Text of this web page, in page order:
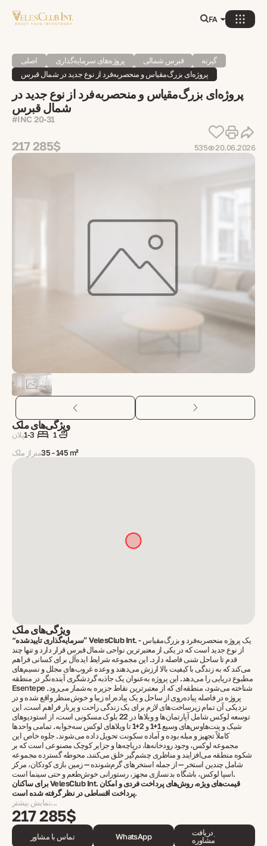
FA
اصلی پروژه‌های سرمایه‌گذاری قبرس شمالی
گیرنه
پروژه‌ای بزرگ‌مقیاس و منحصربه‌فرد از نوع جدید در شمال قبرس
پروژه‌ای بزرگ‌مقیاس و منحصربه‌فرد از نوع جدید در
شمال قبرس
#INC 20-31
217 285$ 535 20.06.2026
ویژگی‌های ملک
پلان1-3
1
متراژ ملک35 - 145 m²
ویژگی‌های ملک
“سرمایه‌گذاری تاییدشده” VelesClub Int. - یک پروژه منحصربه‌فرد و بزرگ‌مقیاس
از نوع جدید است که در یکی از معتبرترین نواحی شمال قبرس قرار دارد و تنها چند
قدم تا ساحل شنی فاصله دارد. این مجموعه شرایط ایده‌آل برای کسانی فراهم
می‌کند که به زندگی با کیفیت بالا ارزش می‌دهند و وعده غروب‌های مجلل و نسیم‌های
مطبوع دریایی را می‌دهد. این پروژه به‌عنوان یک جاذبه گردشگری آینده‌نگر در منطقه
Esentepe شناخته می‌شود، منطقه‌ای که از معتبرترین نقاط جزیره به‌شمار می‌رود.
پروژه در فاصله پیاده‌روی از ساحل و یک پیاده‌راه زیبا و خوش‌منظر واقع شده و در
نزدیکی آن تمام زیرساخت‌های لازم برای یک زندگی راحت و پربار فراهم است. این
توسعه لوکس شامل آپارتمان‌ها و ویلاها در 22 بلوک مسکونی است، از استودیوهای
شیک و پنت‌هاوس‌های وسیع 1+1 و 2+1 تا ویلاهای لوکس سه‌خوابه. تمامی واحدها
کاملاً تجهیز و مبله بوده و آماده سکونت تحویل داده می‌شوند. جلوه خاص این
مجموعه لوکس، وجود رودخانه‌ها، دریاچه‌ها و جزایر کوچک مصنوعی است که بر
شکوه منطقه می‌افزایند و مناظری چشم‌گیر خلق می‌کنند. محوطه گسترده مجموعه
شامل چندین استخر — از جمله استخرهای گرم‌شونده — زمین بازی کودکان، مرکز
اسپا لوکس، باشگاه بدنسازی مجهز، رستورانی خوش‌طعم و حتی سینما است.
برای ساکنان VelesClub Int. قیمت‌های ویژه، روش‌های پرداخت فردی و امکان
پرداخت اقساطی در نظر گرفته شده است.
نمایش بیشتر...
217 285$
تماس با مشاور WhatsApp
دریافت
مشاوره